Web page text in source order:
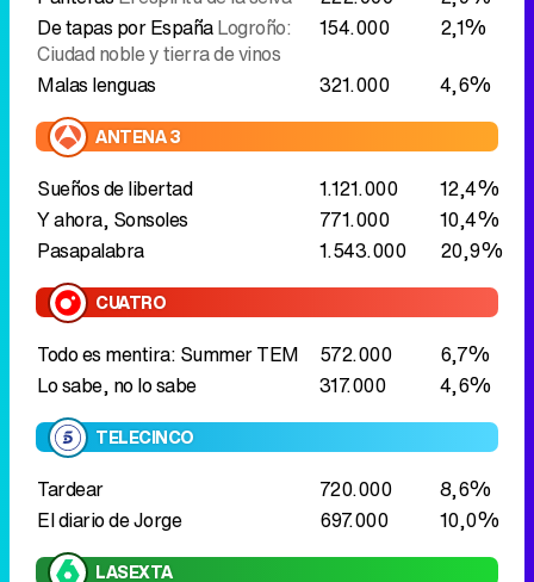
Sueños de libertad 1.121.000
12,4%
Y ahora, Sonsoles
Pasapalabra
1.543.000 20,9%
CUATRO
Todo es mentira: Summer TEM 572.000
6,7%
Lo sabe, no lo sabe
317.000 4,6%
Tardear 720.000
8,6%
El diario de Jorge
697.000 10,0%
Zapeando 521.000
5,8%
Más vale tarde
459.000 6,3%